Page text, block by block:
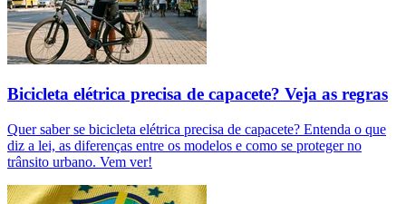
Bicicleta elétrica precisa de capacete? Veja as regras
Quer saber se bicicleta elétrica precisa de capacete? Entenda o que
diz a lei, as diferenças entre os modelos e como se proteger no
trânsito urbano. Vem ver!